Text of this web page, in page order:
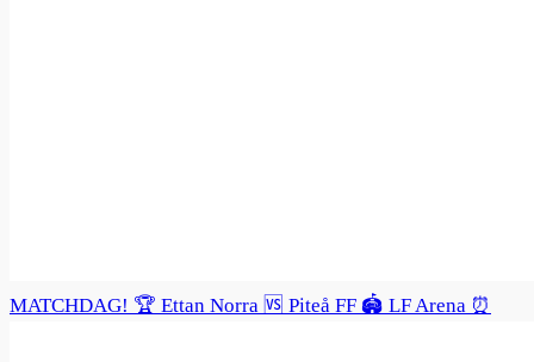
MATCHDAG! 🏆 Ettan Norra 🆚 Piteå FF 🏟️ LF Arena ⏰